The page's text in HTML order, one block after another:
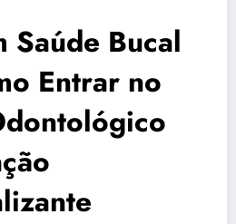
Saúde Bucal
Entrar no